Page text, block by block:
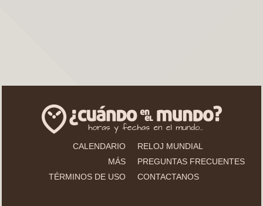
CALENDARIO
RELOJ MUNDIAL
MÁS
PREGUNTAS FRECUENTES
TÉRMINOS DE USO
CONTACTANOS